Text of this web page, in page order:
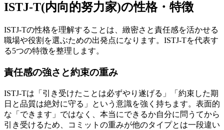
ISTJ-T(内向的努力家)の性格・特徴
ISTJ-Tの性格を理解することは、緻密さと責任感を活かせる
職場や役割を選ぶための出発点になります。ISTJ-Tを代表す
る5つの特徴を整理します。
責任感の強さと約束の重み
ISTJ-Tは「引き受けたことは必ずやり遂げる」「約束した期
日と品質は絶対に守る」という意識を強く持ちます。表面的
な「できます」ではなく、本当にできるか自分に問うてから
引き受けるため、コミットの重みが他のタイプとは一段違い